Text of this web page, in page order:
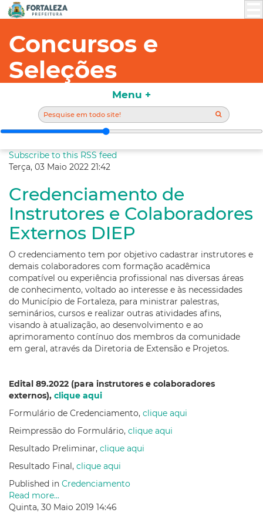
Concursos e
Seleções
Subscribe to this RSS feed
Terça, 03 Maio 2022 21:42
Credenciamento de
Instrutores e Colaboradores
Externos DIEP
O credenciamento tem por objetivo cadastrar instrutores e
demais colaboradores com formação acadêmica
compatível ou experiência profissional nas diversas áreas
de conhecimento, voltado ao interesse e às necessidades
do Município de Fortaleza, para ministrar palestras,
seminários, cursos e realizar outras atividades afins,
visando à atualização, ao desenvolvimento e ao
aprimoramento contínuo dos membros da comunidade
em geral, através da Diretoria de Extensão e Projetos.
Edital 89.2022 (para instrutores e colaboradores
externos), clique aqui
Formulário de Credenciamento, clique aqui
Reimpressão do Formulário, clique aqui
Resultado Preliminar, clique aqui
Resultado Final, clique aqui
Published in Credenciamento
Read more...
Quinta, 30 Maio 2019 14:46